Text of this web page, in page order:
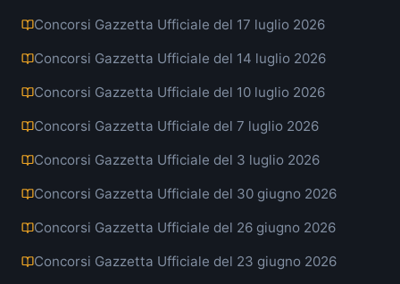
Concorsi Gazzetta Ufficiale del 17 luglio 2026
Concorsi Gazzetta Ufficiale del 14 luglio 2026
Concorsi Gazzetta Ufficiale del 10 luglio 2026
Concorsi Gazzetta Ufficiale del 7 luglio 2026
Concorsi Gazzetta Ufficiale del 3 luglio 2026
Concorsi Gazzetta Ufficiale del 30 giugno 2026
Concorsi Gazzetta Ufficiale del 26 giugno 2026
Concorsi Gazzetta Ufficiale del 23 giugno 2026